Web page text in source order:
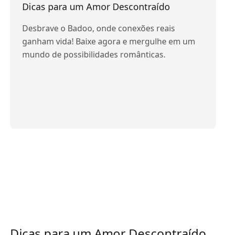
Dicas para um Amor Descontraído
Desbrave o Badoo, onde conexões reais
ganham vida! Baixe agora e mergulhe em um
mundo de possibilidades românticas.